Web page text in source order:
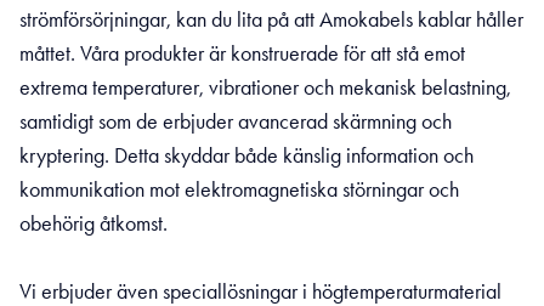
strömförsörjningar, kan du lita på att Amokabels kablar håller
måttet. Våra produkter är konstruerade för att stå emot
extrema temperaturer, vibrationer och mekanisk belastning,
samtidigt som de erbjuder avancerad skärmning och
kryptering. Detta skyddar både känslig information och
kommunikation mot elektromagnetiska störningar och
obehörig åtkomst.
Vi erbjuder även speciallösningar i högtemperaturmaterial